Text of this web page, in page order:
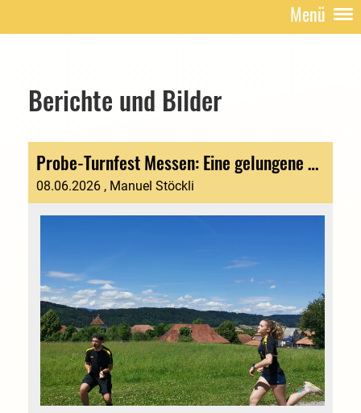
Menü
Berichte und Bilder
Probe-Turnfest Messen: Eine gelungene Hauptprobe mit Erkenntnissen für Appenzell
08.06.2026 , Manuel Stöckli